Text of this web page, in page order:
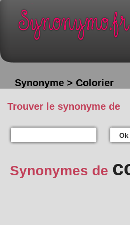
Synonyme > Colorier
Trouver le synonyme de
Ok
Synonymes de